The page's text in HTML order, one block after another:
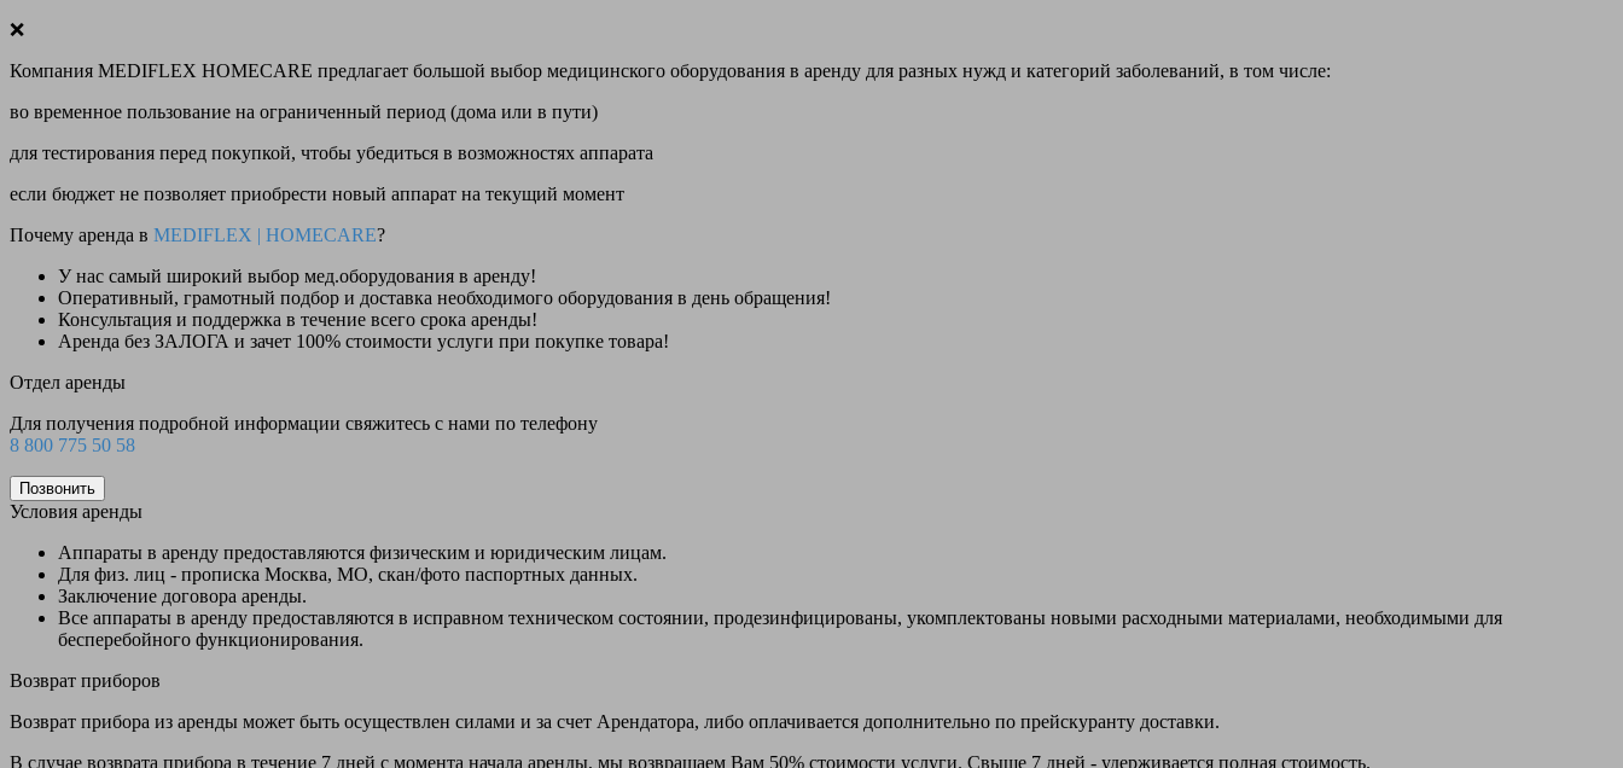
❌
Компания MEDIFLEX HOMECARE предлагает большой выбор медицинского оборудования в аренду для разных нужд и категорий заболеваний, в том числе:
во временное пользование на ограниченный период (дома или в пути)
для тестирования перед покупкой, чтобы убедиться в возможностях аппарата
если бюджет не позволяет приобрести новый аппарат на текущий момент
Почему аренда в MEDIFLEX | HOMECARE?
У нас самый широкий выбор мед.оборудования в аренду!
Оперативный, грамотный подбор и доставка необходимого оборудования в день обращения!
Консультация и поддержка в течение всего срока аренды!
Аренда без ЗАЛОГА и зачет 100% стоимости услуги при покупке товара!
Отдел аренды
Для получения подробной информации свяжитесь с нами по телефону
8 800 775 50 58
Позвонить
Условия аренды
Аппараты в аренду предоставляются физическим и юридическим лицам.
Для физ. лиц - прописка Москва, МО, скан/фото паспортных данных.
Заключение договора аренды.
Все аппараты в аренду предоставляются в исправном техническом состоянии, продезинфицированы, укомплектованы новыми расходными материалами, необходимыми для
бесперебойного функционирования.
Возврат приборов
Возврат прибора из аренды может быть осуществлен силами и за счет Арендатора, либо оплачивается дополнительно по прейскуранту доставки.
В случае возврата прибора в течение 7 дней с момента начала аренды, мы возвращаем Вам 50% стоимости услуги. Свыше 7 дней - удерживается полная стоимость.